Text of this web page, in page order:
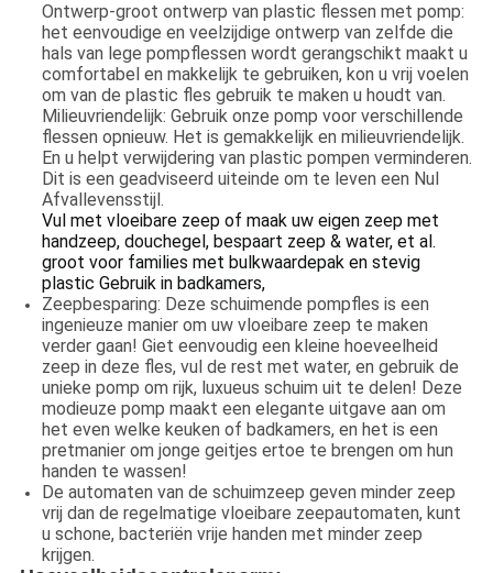
Ontwerp-groot ontwerp van plastic flessen met pomp:
het eenvoudige en veelzijdige ontwerp van zelfde die
hals van lege pompflessen wordt gerangschikt maakt u
comfortabel en makkelijk te gebruiken, kon u vrij voelen
om van de plastic fles gebruik te maken u houdt van.
Milieuvriendelijk: Gebruik onze pomp voor verschillende
flessen opnieuw. Het is gemakkelijk en milieuvriendelijk.
En u helpt verwijdering van plastic pompen verminderen.
Dit is een geadviseerd uiteinde om te leven een Nul
Afvallevensstijl.
Vul met vloeibare zeep of maak uw eigen zeep met
handzeep, douchegel, bespaart zeep & water, et al.
groot voor families met bulkwaardepak en stevig
plastic Gebruik in badkamers,
Zeepbesparing: Deze schuimende pompfles is een
ingenieuze manier om uw vloeibare zeep te maken
verder gaan! Giet eenvoudig een kleine hoeveelheid
zeep in deze fles, vul de rest met water, en gebruik de
unieke pomp om rijk, luxueus schuim uit te delen! Deze
modieuze pomp maakt een elegante uitgave aan om
het even welke keuken of badkamers, en het is een
pretmanier om jonge geitjes ertoe te brengen om hun
handen te wassen!
De automaten van de schuimzeep geven minder zeep
vrij dan de regelmatige vloeibare zeepautomaten, kunt
u schone, bacteriën vrije handen met minder zeep
krijgen.